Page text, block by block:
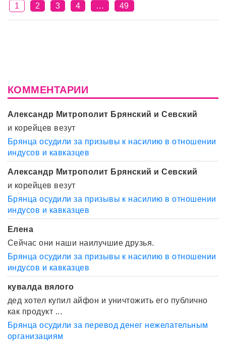
1
2 3 4 … 49
КОММЕНТАРИИ
Александр Митрополит Брянский и Севский
и корейцев везут
Брянца осудили за призывы к насилию в отношении
индусов и кавказцев
Александр Митрополит Брянский и Севский
и корейцев везут
Брянца осудили за призывы к насилию в отношении
индусов и кавказцев
Елена
Сейчас они наши наилучшие друзья.
Брянца осудили за призывы к насилию в отношении
индусов и кавказцев
кувалда вялого
дед хотел купил айфон и уничтожить его публично
как продукт ...
Брянца осудили за перевод денег нежелательным
организациям